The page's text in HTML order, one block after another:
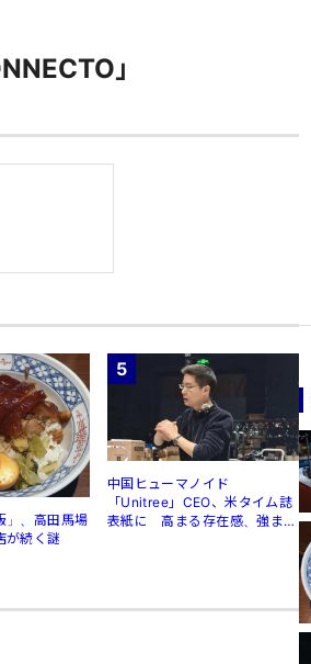
」
」、高田馬場
が続く謎
5
中国ヒューマノイド
「Unitree」CEO、米タイム誌
表紙に 高まる存在感、強まる